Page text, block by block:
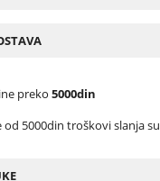
preko 5000din
od 5000din troškovi slanja su